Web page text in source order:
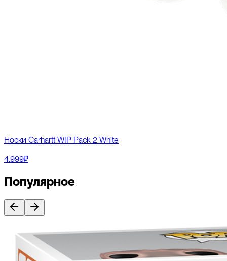
Носки Carhartt WIP Pack 2 White
4.999₽
Популярное